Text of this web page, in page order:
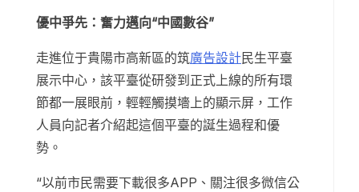
優中爭先：奮力邁向“中國數谷”
走進位于貴陽市高新區的筑廣告設計民生平臺
展示中心，該平臺從研發到正式上線的所有環
節都一展眼前，輕輕觸摸墻上的顯示屏，工作
人員向記者介紹起這個平臺的誕生過程和優
勢。
“以前市民需要下載很多APP、關注很多微信公